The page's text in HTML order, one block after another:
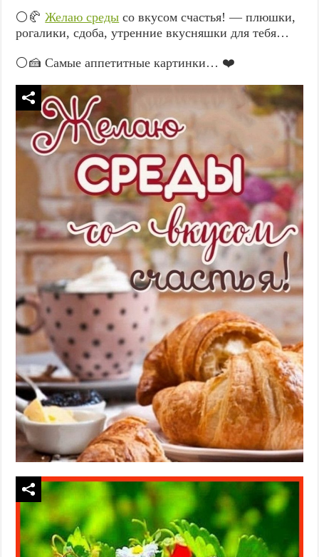
⚪🥐Желаю среды со вкусом счастья! — плюшки,
рогалики, сдоба, утренние вкусняшки для тебя…
⚪🍰 Самые аппетитные картинки… ❤️